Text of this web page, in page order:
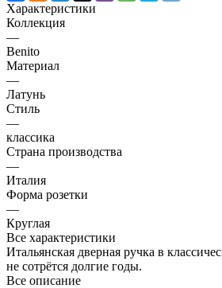
Характеристики
Коллекция
—
Benito
Материал
—
Латунь
Стиль
—
классика
Страна производства
—
Италия
Форма розетки
—
Круглая
Все характеристики
Итальянская дверная ручка в
не сотрётся долгие годы.
Все описание